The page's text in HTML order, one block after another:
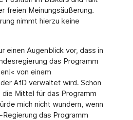
freien Meinungsäußerung.
nimmt hierzu keine
einen Augenblick vor, dass in
das Programm
von einem
AfD verwaltet wird. Schon
Mittel für das Programm
mich nicht wundern, wenn
das Programm